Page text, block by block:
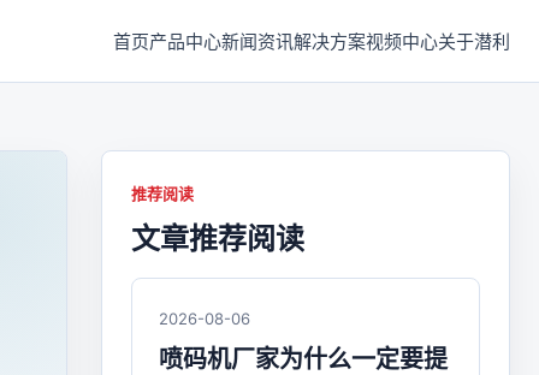
首页产品中心新闻资讯解决方案视频中心关于潜利
推荐阅读
文章推荐阅读
2026-08-06
喷码机厂家为什么一定要提